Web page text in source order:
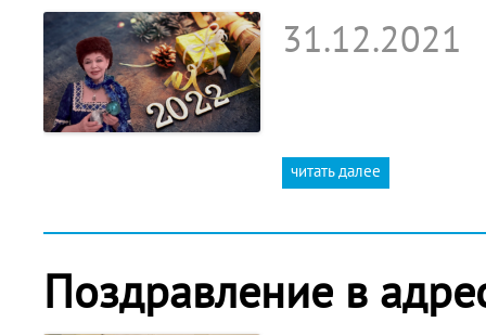
31.12.2021
читать далее
Поздравление в